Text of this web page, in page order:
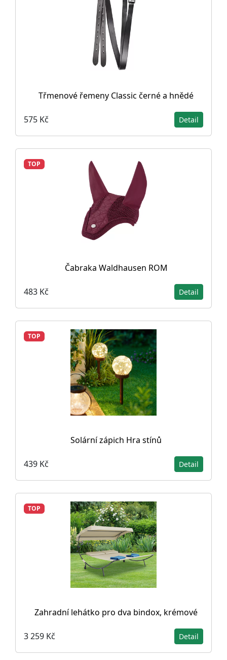
Třmenové řemeny Classic černé a hnědé
575 Kč Detail
TOP
Čabraka Waldhausen ROM
483 Kč Detail
TOP
Solární zápich Hra stínů
439 Kč Detail
TOP
Zahradní lehátko pro dva bindox, krémové
3 259 Kč Detail